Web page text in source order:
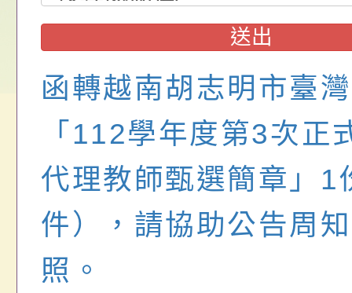
前教育署辦理性別平
置課程與教學人才庫
畫」一案， 請教師
請，請查照。
施問答集
轉知:桃園市交通局
減碳存摺2.0」全民
桃園市政府家庭教育
年度祖孫樂淘桃－祖
祝活動」海報電子檔
位協助鼓勵所屬同仁
關（構）、學校、民
名參加，請查照
轉知有關銓敘部建置
員退休所得重審後實
算器」，公立學校退
亦可利用
送出
函轉越南胡志明市臺
「112學年度第3次正
代理教師甄選簡章」1
件），請協助公告周
照。